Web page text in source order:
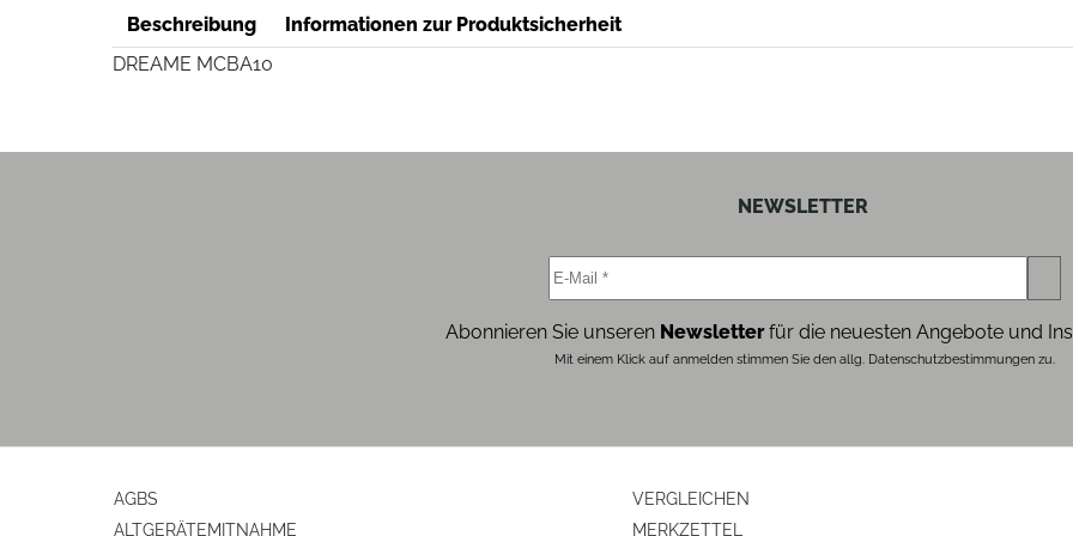
Beschreibung
Informationen zur Produktsicherheit
DREAME MCBA10
NEWSLETTER
Abonnieren Sie unseren Newsletterfür die neuesten Angebote und
Mit einem Klick auf anmelden stimmen Sie den allg. Datenschutzbestimmungen zu.
AGBS
ALTGERÄTEMITNAHME
VERGLEICHEN
MERKZETTEL